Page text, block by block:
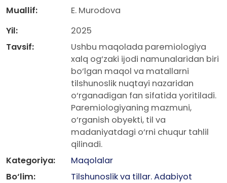
Muallif:
E. Murodova
Yil:
2025
Tavsif:
Ushbu maqolada paremiologiya
xalq og‘zaki ijodi namunalaridan biri
bo‘lgan maqol va matallarni
tilshunoslik nuqtayi nazaridan
o‘rganadigan fan sifatida yoritiladi.
Paremiologiyaning mazmuni,
o‘rganish obyekti, til va
madaniyatdagi o‘rni chuqur tahlil
qilinadi.
Kategoriya:
Maqolalar
Bo‘lim:
Tilshunoslik va tillar. Adabiyot